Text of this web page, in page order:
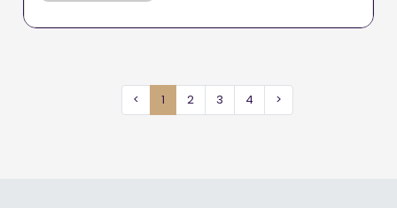
< 1 2 3 4 >